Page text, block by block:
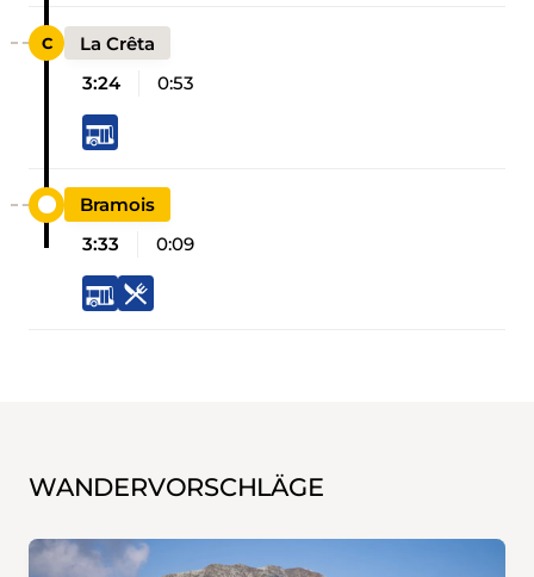
La Crêta
3:24
0:53
Bramois
3:33
0:09
WANDERVORSCHLÄGE